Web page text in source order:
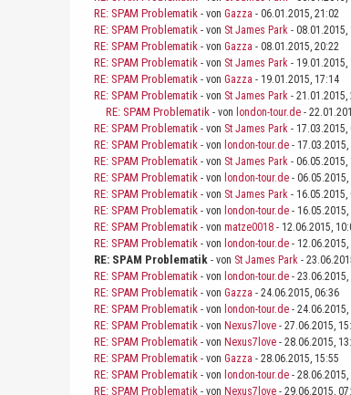
RE: SPAM Problematik - von Gazza - 06.01.2015, 21:02
RE: SPAM Problematik - von St James Park- 08.01.2015,
RE: SPAM Problematik - von Gazza - 08.01.2015, 20:22
RE: SPAM Problematik - von St James Park- 19.01.2015,
RE: SPAM Problematik - von Gazza - 19.01.2015, 17:14
RE: SPAM Problematik - von St James Park- 21.01.2015,
RE: SPAM Problematik - von london-tour.de-
RE: SPAM Problematik - von St James Park- 17.03.2015,
RE: SPAM Problematik - von london-tour.de- 17.03.2015,
RE: SPAM Problematik - von St James Park- 06.05.2015,
RE: SPAM Problematik - von london-tour.de- 06.05.2015,
RE: SPAM Problematik - von St James Park- 16.05.2015,
RE: SPAM Problematik - von london-tour.de- 16.05.2015,
RE: SPAM Problematik - von matze0018- 12.06.2015,
RE: SPAM Problematik - von london-tour.de- 12.06.2015,
RE: SPAM Problematik - von St James Park-
RE: SPAM Problematik - von london-tour.de- 23.06.2015,
RE: SPAM Problematik - von Gazza - 24.06.2015, 06:36
RE: SPAM Problematik - von london-tour.de- 24.06.2015,
RE: SPAM Problematik - von Nexus7love- 27.06.2015,
RE: SPAM Problematik - von Nexus7love- 28.06.2015,
RE: SPAM Problematik - von Gazza - 28.06.2015, 15:55
RE: SPAM Problematik - von london-tour.de- 28.06.2015,
RE: SPAM Problematik - von Nexus7love- 29.06.2015,